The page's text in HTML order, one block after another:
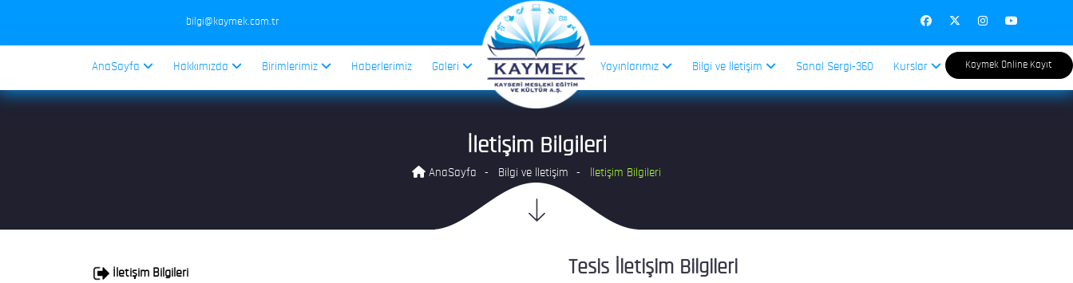
bilgi@kaymek.com.tr
AnaSayfa Hakkımızda Birimlerimiz Haberlerimiz Galeri Yayınlarımız Bilgi ve İletişim Sanal Sergi-360 Kurslar Kaymek Online Kayıt
İletişim Bilgileri
AnaSayfa Bilgi ve İletişim İletişim Bilgileri
İletişim Bilgileri Tesis İletişim Bilgileri